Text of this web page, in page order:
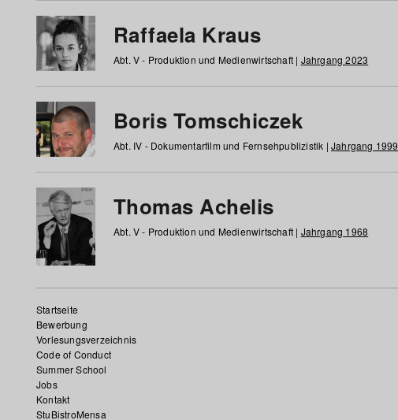
Raffaela Kraus
Abt. V - Produktion und Medienwirtschaft | Jahrgang 2023
Boris Tomschiczek
Abt. IV - Dokumentarfilm und Fernsehpublizistik | Jahrgang 1999
Thomas Achelis
Abt. V - Produktion und Medienwirtschaft | Jahrgang 1968
Startseite
Bewerbung
Vorlesungsverzeichnis
Code of Conduct
Summer School
Jobs
Kontakt
StuBistroMensa